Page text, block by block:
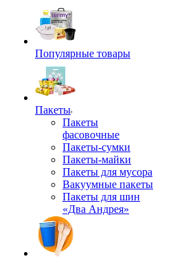
Популярные товары
Пакеты
Пакеты
фасовочные
Пакеты-сумки
Пакеты-майки
Пакеты для мусора
Вакуумные пакеты
Пакеты для шин
«Два Андрея»